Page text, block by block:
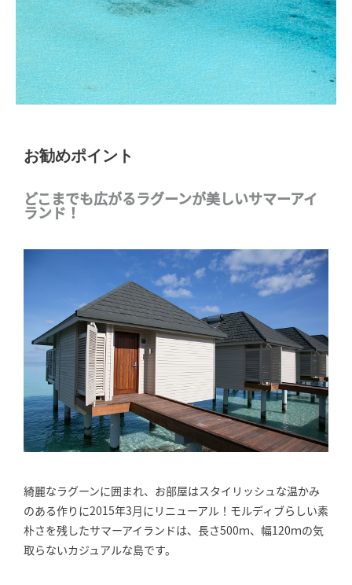
お勧めポイント
どこまでも広がるラグーンが美しいサマーアイ
ランド！
綺麗なラグーンに囲まれ、お部屋はスタイリッシュな温かみ
のある作りに2015年3月にリニューアル！モルディブらしい素
朴さを残したサマーアイランドは、長さ500ｍ、幅120ｍの気
取らないカジュアルな島です。